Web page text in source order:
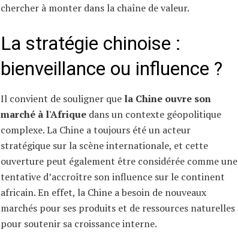
chercher à monter dans la chaîne de valeur.
La stratégie chinoise :
bienveillance ou influence ?
Il convient de souligner que la Chine ouvre son
marché à l'Afriquedans un contexte géopolitique
complexe. La Chine a toujours été un acteur
stratégique sur la scène internationale, et cette
ouverture peut également être considérée comme une
tentative d’accroître son influence sur le continent
africain. En effet, la Chine a besoin de nouveaux
marchés pour ses produits et de ressources naturelles
pour soutenir sa croissance interne.